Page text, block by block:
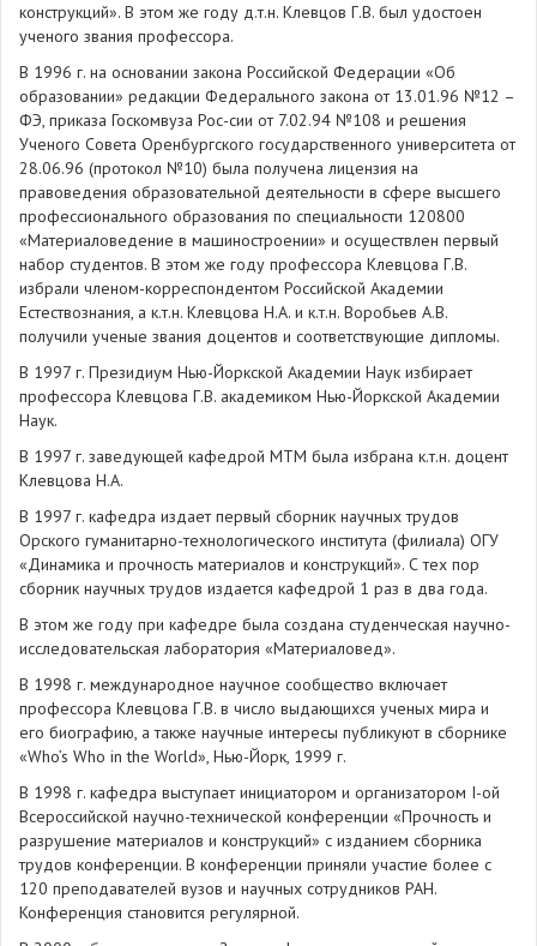
конструкций». В этом же году д.т.н. Клевцов Г.В. был удостоен
ученого звания профессора.
В 1996 г. на основании закона Российской Федерации «Об
образовании» редакции Федерального закона от 13.01.96 №12 –
ФЭ, приказа Госкомвуза Рос-сии от 7.02.94 №108 и решения
Ученого Совета Оренбургского государственного университета от
28.06.96 (протокол №10) была получена лицензия на
правоведения образовательной деятельности в сфере высшего
профессионального образования по специальности 120800
«Материаловедение в машиностроении» и осуществлен первый
набор студентов. В этом же году профессора Клевцова Г.В.
избрали членом-корреспондентом Российской Академии
Естествознания, а к.т.н. Клевцова Н.А. и к.т.н. Воробьев А.В.
получили ученые звания доцентов и соответствующие дипломы.
В 1997 г. Президиум Нью-Йоркской Академии Наук избирает
профессора Клевцова Г.В. академиком Нью-Йоркской Академии
Наук.
В 1997 г. заведующей кафедрой МТМ была избрана к.т.н. доцент
Клевцова Н.А.
В 1997 г. кафедра издает первый сборник научных трудов
Орского гуманитарно-технологического института (филиала) ОГУ
«Динамика и прочность материалов и конструкций». С тех пор
сборник научных трудов издается кафедрой 1 раз в два года.
В этом же году при кафедре была создана студенческая научно-
исследовательская лаборатория «Материаловед».
В 1998 г. международное научное сообщество включает
профессора Клевцова Г.В. в число выдающихся ученых мира и
его биографию, а также научные интересы публикуют в сборнике
«Who’s Who in the World», Нью-Йорк, 1999 г.
В 1998 г. кафедра выступает инициатором и организатором I-ой
Всероссийской научно-технической конференции «Прочность и
разрушение материалов и конструкций» с изданием сборника
трудов конференции. В конференции приняли участие более с
120 преподавателей вузов и научных сотрудников РАН.
Конференция становится регулярной.